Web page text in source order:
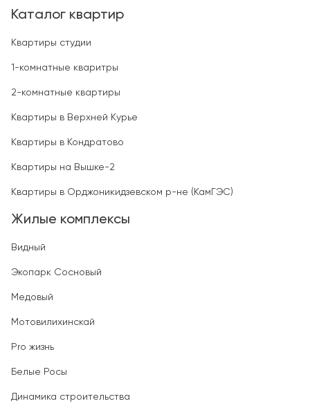
Каталог квартир
Квартиры студии
1-комнатные кваритры
2-комнатные квартиры
Квартиры в Верхней Курье
Квартиры в Кондратово
Квартиры на Вышке-2
Квартиры в Орджоникидзевском р-не (КамГЭС)
Жилые комплексы
Видный
Экопарк Сосновый
Медовый
Мотовилихинскай
Pro жизнь
Белые Росы
Динамика строительства